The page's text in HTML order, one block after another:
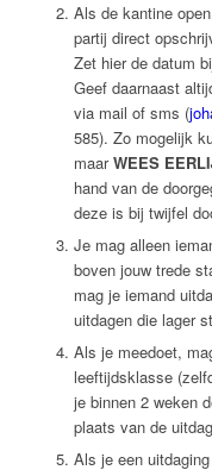
Als de kantine
partij direct
Zet hier de datum
Geef daarnaast
via mail of sms (
585). Zo mogelijk
maarWEES
hand van de
deze is bij twijfel
Je mag alleen
boven jouw trede
mag je iemand
uitdagen die lager
Als je meedoet,
leeftijdsklasse
je binnen 2 weken
plaats van de
Als je een